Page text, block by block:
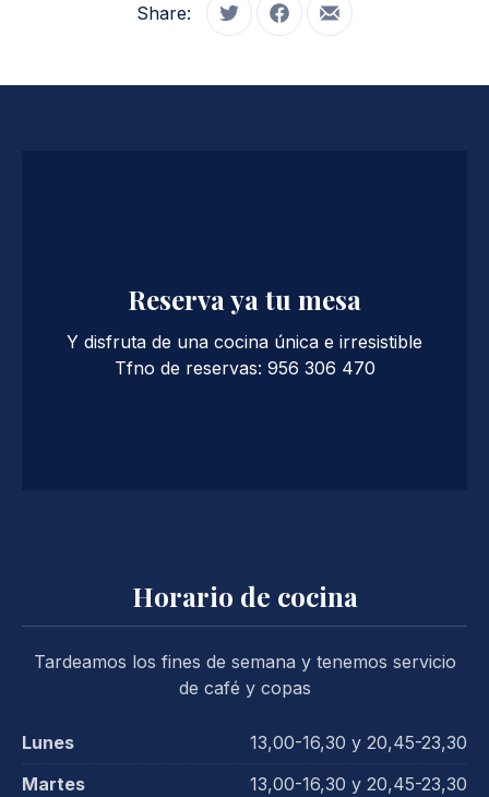
Share: Tweet Share on Facebook
Share by Email
Reserva ya tu mesa
Y disfruta de una cocina única e irresistible
Tfno de reservas: 956 306 470
Horario de cocina
Tardeamos los fines de semana y tenemos servicio
de café y copas
Lunes
13,00-16,30 y 20,45-23,30
Martes
13,00-16,30 y 20,45-23,30